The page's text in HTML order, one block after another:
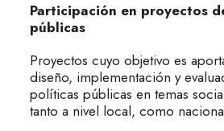
Participación en proyectos
públicas
Proyectos cuyo objetivo es
diseño, implementación y
políticas públicas en temas
tanto a nivel local, como